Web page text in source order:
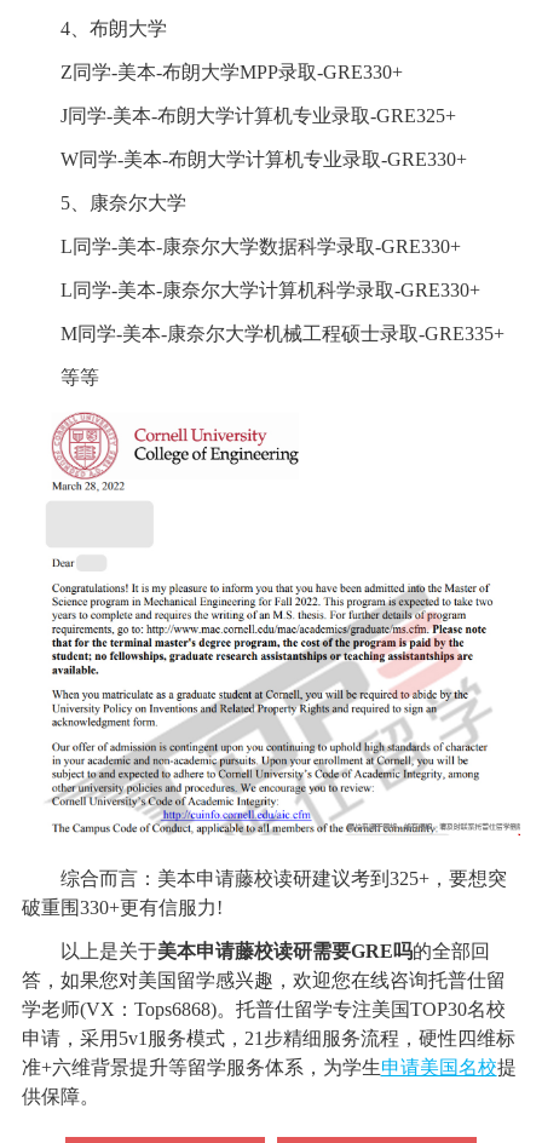
4、布朗大学
Z同学-美本-布朗大学MPP录取-GRE330+
J同学-美本-布朗大学计算机专业录取-GRE325+
W同学-美本-布朗大学计算机专业录取-GRE330+
5、康奈尔大学
L同学-美本-康奈尔大学数据科学录取-GRE330+
L同学-美本-康奈尔大学计算机科学录取-GRE330+
M同学-美本-康奈尔大学机械工程硕士录取-GRE335+
等等
综合而言：美本申请藤校读研建议考到325+，要想突
破重围330+更有信服力!
以上是关于美本申请藤校读研需要GRE吗的全部回
答，如果您对美国留学感兴趣，欢迎您在线咨询托普仕留
学老师(VX：Tops6868)。托普仕留学专注美国TOP30名校
申请，采用5v1服务模式，21步精细服务流程，硬性四维标
准+六维背景提升等留学服务体系，为学生申请美国名校提
供保障。